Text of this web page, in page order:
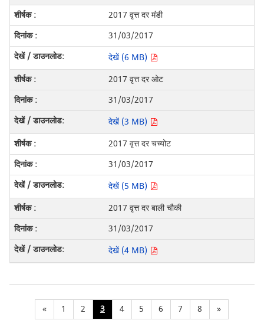
2017 वृत्त दर मंडी
31/03/2017
देखें (6 MB)
2017 वृत्त दर ओट
31/03/2017
देखें (3 MB)
2017 वृत्त दर चच्योट
31/03/2017
देखें (5 MB)
2017 वृत्त दर बाली चौकी
31/03/2017
देखें (4 MB)
« 1 2 3 4 5 6 7 8 »